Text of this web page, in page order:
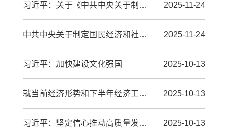
习近平：关于《中共中央关于制定国民经济和社会发展第十五个五年规划的建议》的说明 2025-11-24
中共中央关于制定国民经济和社会发展第十五个五年规划的建议 2025-11-24
习近平：加快建设文化强国 2025-10-13
就当前经济形势和下半年经济工作 中共中央召开党外人士座谈会 习近平主持并发表重... 2025-10-13
习近平：坚定信心推动高质量发展高效能治理 奋力谱写中原大地推进中国式现代化新篇章 2025-10-13